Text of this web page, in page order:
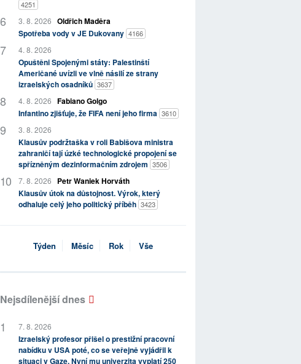
4251
3. 8. 2026 Oldřich Maděra
Spotřeba vody v JE Dukovany 4166
4. 8. 2026
Opuštěni Spojenými státy: Palestinští
Američané uvízli ve vlně násilí ze strany
izraelských osadníků 3637
4. 8. 2026 Fabiano Golgo
Infantino zjišťuje, že FIFA není jeho firma 3610
3. 8. 2026
Klausův podržtaška v roli Babišova ministra
zahraničí tají úzké technologické propojení se
spřízněným dezinformačním zdrojem 3506
7. 8. 2026
Petr Waniek Horváth
Klausův útok na důstojnost. Výrok, který
odhaluje celý jeho politický příběh 3423
Týden Měsíc Rok Vše
Nejsdílenější dnes
7. 8. 2026
Izraelský profesor přišel o prestižní pracovní
nabídku v USA poté, co se veřejně vyjádřil k
situaci v Gaze. Nyní mu univerzita vyplatí 250